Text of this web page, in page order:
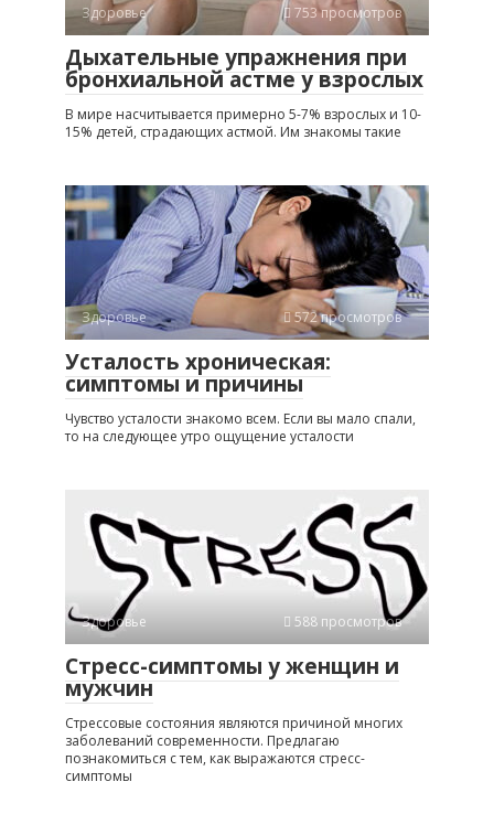
Здоровье 753 просмотров
Дыхательные упражнения при
бронхиальной астме у взрослых
В мире насчитывается примерно 5-7% взрослых и 10-
15% детей, страдающих астмой. Им знакомы такие
Здоровье 572 просмотров
Усталость хроническая:
симптомы и причины
Чувство усталости знакомо всем. Если вы мало спали,
то на следующее утро ощущение усталости
Здоровье 588 просмотров
Стресс-симптомы у женщин и
мужчин
Стрессовые состояния являются причиной многих
заболеваний современности. Предлагаю
познакомиться с тем, как выражаются стресс-
симптомы